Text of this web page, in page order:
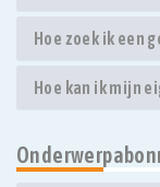
Hoe zoek ik een
Hoe kan ik mijn